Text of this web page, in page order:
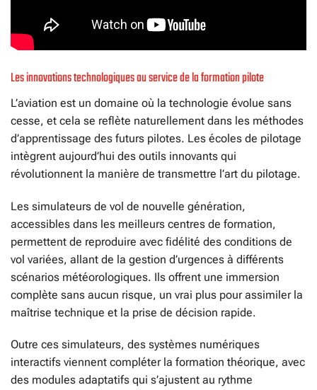
Les innovations technologiques au service de la formation pilote
L’aviation est un domaine où la technologie évolue sans
cesse, et cela se reflète naturellement dans les méthodes
d’apprentissage des futurs pilotes. Les écoles de pilotage
intègrent aujourd’hui des outils innovants qui
révolutionnent la manière de transmettre l’art du pilotage.
Les simulateurs de vol de nouvelle génération,
accessibles dans les meilleurs centres de formation,
permettent de reproduire avec fidélité des conditions de
vol variées, allant de la gestion d’urgences à différents
scénarios météorologiques. Ils offrent une immersion
complète sans aucun risque, un vrai plus pour assimiler la
maîtrise technique et la prise de décision rapide.
Outre ces simulateurs, des systèmes numériques
interactifs viennent compléter la formation théorique, avec
des modules adaptatifs qui s’ajustent au rythme